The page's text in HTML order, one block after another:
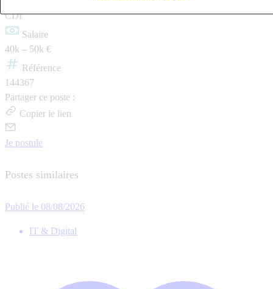
CDI
Salaire
40k – 50k €
Référence
144367
Partager ce poste :
Copier le lien
Je postule
Postes similaires
Publié le 08/08/2026
IT & Digital